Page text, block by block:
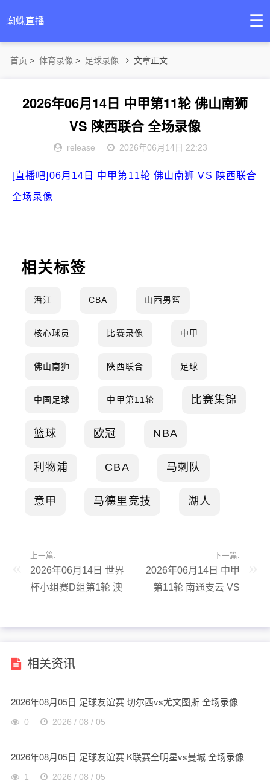
蜘蛛直播 ☰
首页 > 体育录像 > 足球录像 文章正文
2026年06月14日 中甲第11轮 佛山南狮
VS 陕西联合 全场录像
release 2026年06月14日 22:23
[直播吧]06月14日 中甲第11轮 佛山南狮 VS 陕西联合
全场录像
相关标签
潘江 CBA 山西男篮
核心球员 比赛录像 中甲
佛山南狮 陕西联合 足球
中国足球 中甲第11轮 比赛集锦
篮球 欧冠 NBA
利物浦 CBA 马刺队
意甲 马德里竞技 湖人
上一篇:
2026年06月14日 世界
杯小组赛D组第1轮 澳
下一篇:
2026年06月14日 中甲
第11轮 南通支云 VS
相关资讯
2026年08月05日 足球友谊赛 切尔西vs尤文图斯 全场录像
0 2026 / 08 / 05
2026年08月05日 足球友谊赛 K联赛全明星vs曼城 全场录像
1 2026 / 08 / 05